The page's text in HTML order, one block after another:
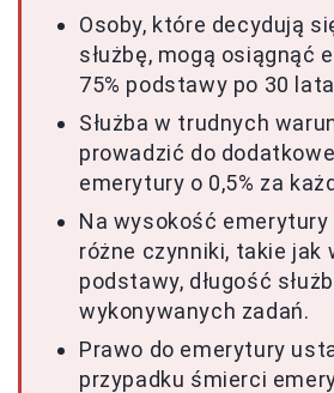
Osoby, które decydują
służbę, mogą osiągnąć
75% podstawy po 30
Służba w trudnych
prowadzić do
emerytury o 0,5% za
Na wysokość emerytury
różne czynniki, takie jak
podstawy, długość
wykonywanych zadań.
Prawo do emerytury
przypadku śmierci